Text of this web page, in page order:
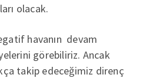
olacak.
havanın devam
görebiliriz. Ancak
takip edeceğimiz direnç